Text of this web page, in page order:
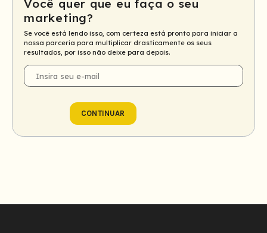
Você quer que eu faça o seu
marketing?
Se você está lendo isso, com certeza está pronto para iniciar a
nossa parceria para multiplicar drasticamente os seus
resultados, por isso não deixe para depois.
E-
mail
CONTINUAR